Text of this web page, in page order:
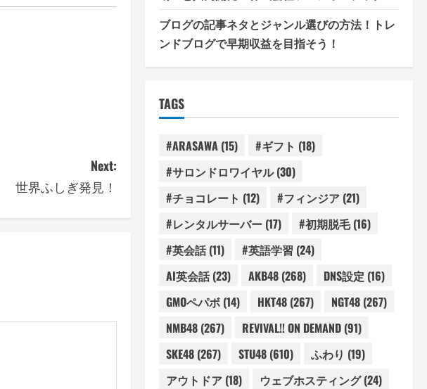
Next:
世界ふしぎ発見！
ブログの記事ネタとジャンル選びの方法！トレ
ンドブログで早期収益を目指そう！
TAGS
#ARASAWA(15) #ギフト (18)
#サロンドロワイヤル(30)
#チョコレート (12) #フィンジア(21)
#レンタルサーバー(17) #初期脱毛(16)
#英会話(11) #英語学習 (24)
AI英会話(23) AKB48(268) DNS設定 (16)
GMOペパボ(14) HKT48(267) NGT48(267)
NMB48(267) REVIVAL!! ON DEMAND(91)
SKE48(267) STU48(610) ふわり (19)
アウトドア(18) ウェブホスティング(24)